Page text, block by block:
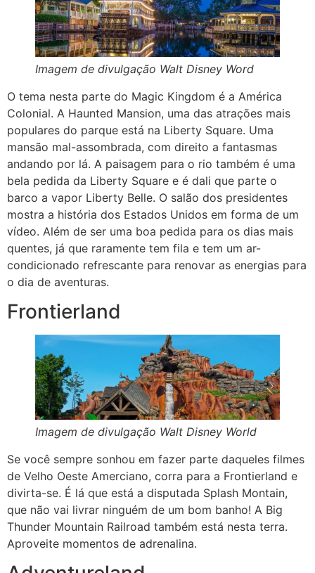
Imagem de divulgação Walt Disney Word
O tema nesta parte do Magic Kingdom é a América
Colonial. A Haunted Mansion, uma das atrações mais
populares do parque está na Liberty Square. Uma
mansão mal-assombrada, com direito a fantasmas
andando por lá. A paisagem para o rio também é uma
bela pedida da Liberty Square e é dali que parte o
barco a vapor Liberty Belle. O salão dos presidentes
mostra a história dos Estados Unidos em forma de um
vídeo. Além de ser uma boa pedida para os dias mais
quentes, já que raramente tem fila e tem um ar-
condicionado refrescante para renovar as energias para
o dia de aventuras.
Frontierland
Imagem de divulgação Walt Disney World
Se você sempre sonhou em fazer parte daqueles filmes
de Velho Oeste Amerciano, corra para a Frontierland e
divirta-se. É lá que está a disputada Splash Montain,
que não vai livrar ninguém de um bom banho! A Big
Thunder Mountain Railroad também está nesta terra.
Aproveite momentos de adrenalina.